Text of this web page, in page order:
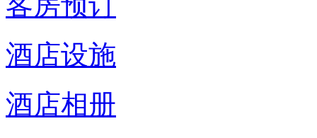
酒店设施
酒店相册